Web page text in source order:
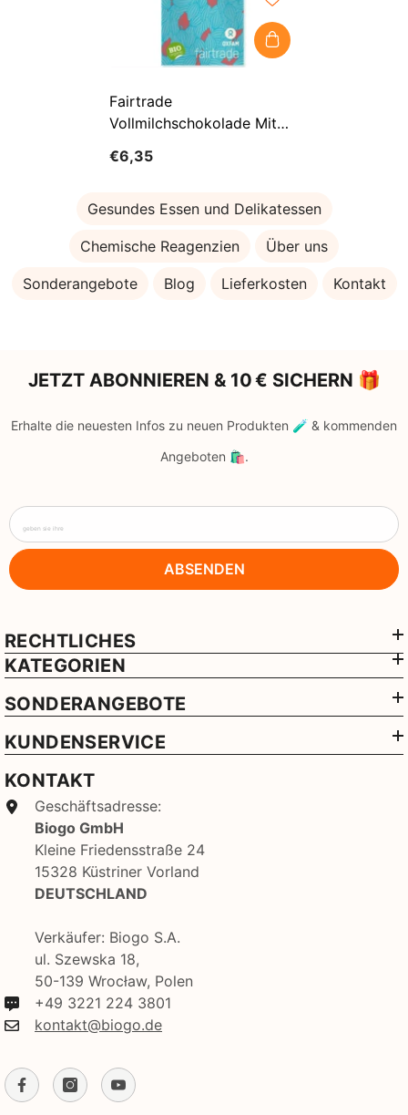
Fairtrade
Vollmilchschokolade Mit
OXFAM
€6,35
Gesundes Essen und Delikatessen
Chemische Reagenzien Über uns
Sonderangebote Blog Lieferkosten Kontakt
JETZT ABONNIEREN & 10 € SICHERN 🎁
Erhalte die neuesten Infos zu neuen Produkten 🧪 & kommenden
Angeboten 🛍️.
geben sie ihre
ABSENDEN
RECHTLICHES
KATEGORIEN
SONDERANGEBOTE
KUNDENSERVICE
KONTAKT
Geschäftsadresse:
Biogo GmbH
Kleine Friedensstraße 24
15328 Küstriner Vorland
DEUTSCHLAND
Verkäufer: Biogo S.A.
ul. Szewska 18,
50-139 Wrocław, Polen
+49 3221 224 3801
kontakt@biogo.de